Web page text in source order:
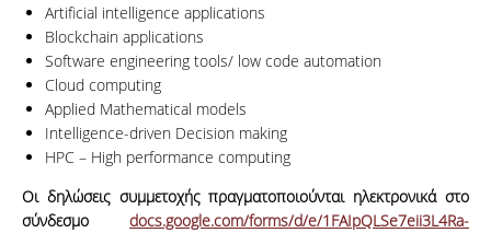
Artificial intelligence applications
Blockchain applications
Software engineering tools/ low code automation
Cloud computing
Applied Mathematical models
Intelligence-driven Decision making
HPC – High performance computing
Οι δηλώσεις συμμετοχής πραγματοποιούνται ηλεκτρονικά στο
σύνδεσμο docs.google.com/forms/d/e/1FAIpQLSe7eii3L4Ra-